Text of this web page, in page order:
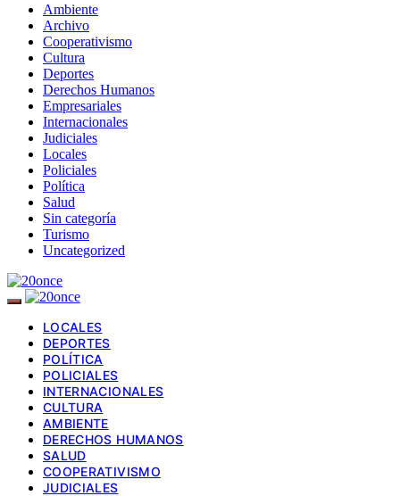
Ambiente
Archivo
Cooperativismo
Cultura
Deportes
Derechos Humanos
Empresariales
Internacionales
Judiciales
Locales
Policiales
Política
Salud
Sin categoría
Turismo
Uncategorized
LOCALES
DEPORTES
POLÍTICA
POLICIALES
INTERNACIONALES
CULTURA
AMBIENTE
DERECHOS HUMANOS
SALUD
COOPERATIVISMO
JUDICIALES